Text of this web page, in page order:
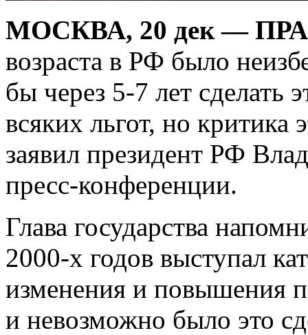
МОСКВА, 20 дек —
возраста в РФ было
бы через 5-7 лет сделать
всяких льгот, но
заявил президент РФ
пресс-конференции.
Глава государства
2000-х годов выступал
изменения и повышения
и невозможно было это